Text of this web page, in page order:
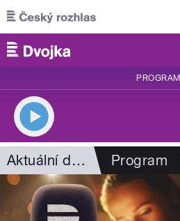
Přejít k hlavnímu obsahu
PROGRAM
Aktuální dění Program